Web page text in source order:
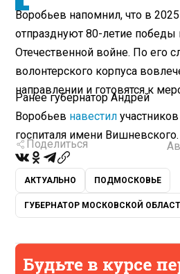
Воробьев напомнил, что в
отпразднуют 80-летие победы
Отечественной войне. По его
волонтерского корпуса
направлении и готовятся к
Ранее губернатор Андрей
Воробьев навестил
госпиталя имени Вишневского.
Поделиться
АКТУАЛЬНО ПОДМОСКОВЬЕ
ГУБЕРНАТОР МОСКОВСКОЙ